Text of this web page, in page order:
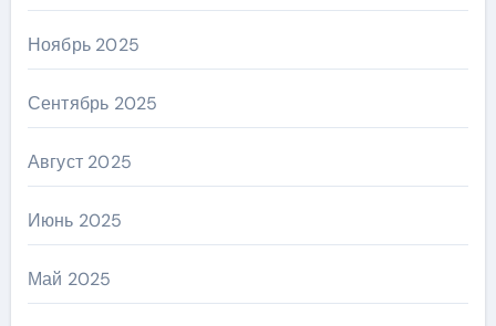
Ноябрь 2025
Сентябрь 2025
Август 2025
Июнь 2025
Май 2025